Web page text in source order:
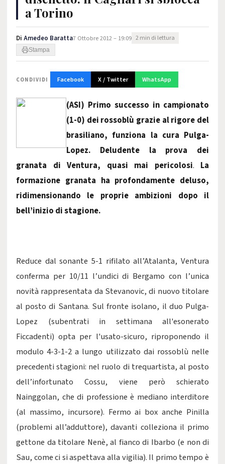
a Torino
Di Amedeo Baratta7 Ottobre 2012 – 19:09 2 min di lettura
Stampa
CONDIVIDI Facebook X / Twitter WhatsApp
(ASI) Primo successo in campionato
(1-0) dei rossoblù grazie al rigore del
brasiliano, funziona la cura Pulga-
Lopez. Deludente la prova dei
granata di Ventura, quasi mai pericolosi. La
formazione granata ha profondamente deluso,
ridimensionando le proprie ambizioni dopo il
bell’inizio di stagione.
Reduce dal sonante 5-1 rifilato all’Atalanta, Ventura
conferma per 10/11 l’undici di Bergamo con l’unica
novità rappresentata da Stevanovic, di nuovo titolare
al posto di Santana. Sul fronte isolano, il duo Pulga-
Lopez (subentrati in settimana all'esonerato
Ficcadenti) opta per l'usato-sicuro, riproponendo il
modulo 4-3-1-2 a lungo utilizzato dai rossoblù nelle
precedenti stagioni: nel ruolo di trequartista, al posto
dell’infortunato Cossu, viene però schierato
Nainggolan, che di professione è mediano interditore
(al massimo, incursore). Fermo ai box anche Pinilla
(problemi all’adduttore), davanti colleziona il primo
gettone da titolare Nenè, al fianco di Ibarbo (e non di
Sau, come ci si aspettava alla vigilia). Il primo tempo è